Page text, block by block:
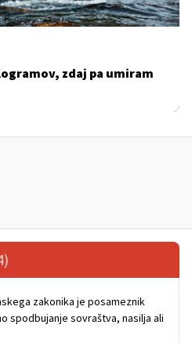
zdaj pa umiram
zakonika je posameznik
spodbujanje sovraštva, nasilja ali